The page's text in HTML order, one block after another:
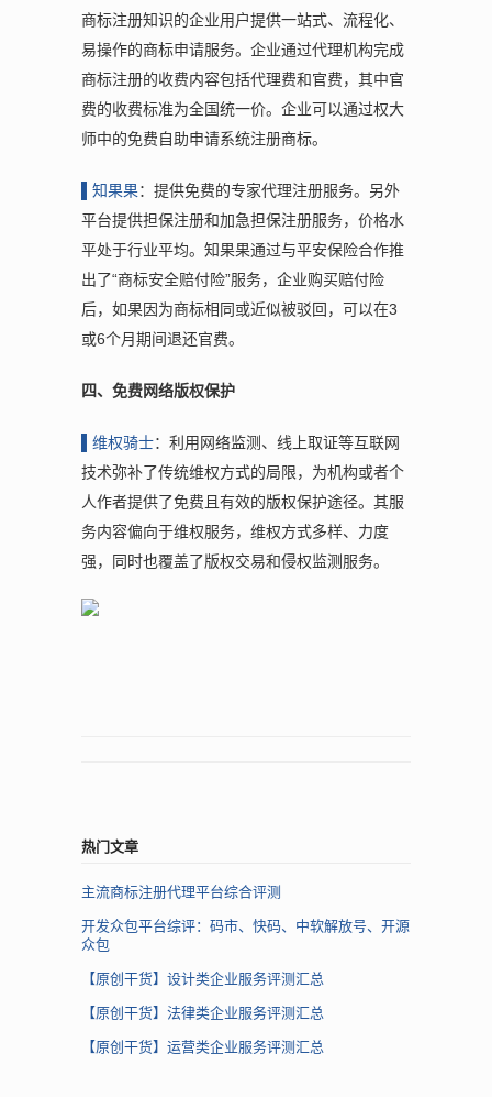
商标注册知识的企业用户提供一站式、流程化、
易操作的商标申请服务。企业通过代理机构完成
商标注册的收费内容包括代理费和官费，其中官
费的收费标准为全国统一价。企业可以通过权大
师中的免费自助申请系统注册商标。
知果果：提供免费的专家代理注册服务。另外
平台提供担保注册和加急担保注册服务，价格水
平处于行业平均。知果果通过与平安保险合作推
出了“商标安全赔付险”服务，企业购买赔付险
后，如果因为商标相同或近似被驳回，可以在3
或6个月期间退还官费。
四、免费网络版权保护
▌维权骑士：利用网络监测、线上取证等互联网
技术弥补了传统维权方式的局限，为机构或者个
人作者提供了免费且有效的版权保护途径。其服
务内容偏向于维权服务，维权方式多样、力度
强，同时也覆盖了版权交易和侵权监测服务。
热门文章
主流商标注册代理平台综合评测
开发众包平台综评：码市、快码、中软解放号、开源
众包
【原创干货】设计类企业服务评测汇总
【原创干货】法律类企业服务评测汇总
【原创干货】运营类企业服务评测汇总